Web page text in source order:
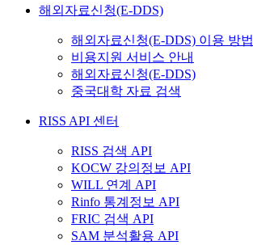
해외자료신청(E-DDS)
해외자료신청(E-DDS) 이용 방법
비용지원 서비스 안내
해외자료신청(E-DDS)
중국대학 자료 검색
RISS API 센터
RISS 검색 API
KOCW 강의정보 API
WILL 연계 API
Rinfo 통계정보 API
FRIC 검색 API
SAM 분석활용 API